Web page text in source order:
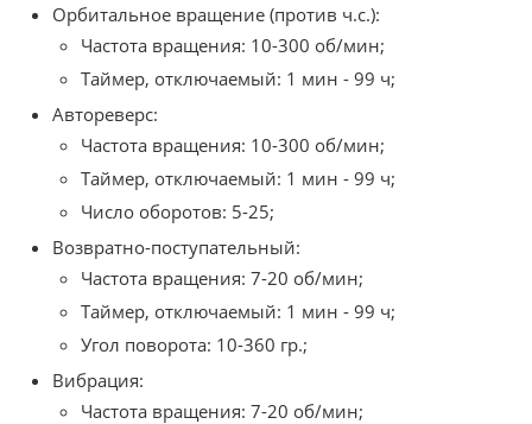
Орбитальное вращение (против ч.с.):
Частота вращения: 10-300 об/мин;
Таймер, отключаемый: 1 мин - 99 ч;
Автореверс:
Частота вращения: 10-300 об/мин;
Таймер, отключаемый: 1 мин - 99 ч;
Число оборотов: 5-25;
Возвратно-поступательный:
Частота вращения: 7-20 об/мин;
Таймер, отключаемый: 1 мин - 99 ч;
Угол поворота: 10-360 гр.;
Вибрация:
Частота вращения: 7-20 об/мин;